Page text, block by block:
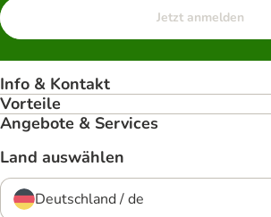
Jetzt anmelden
Info & Kontakt
Vorteile
Angebote & Services
Land auswählen
Deutschland / de